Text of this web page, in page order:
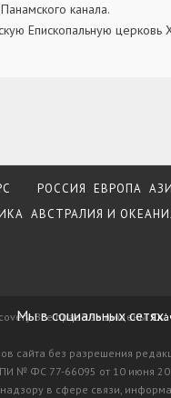
канала.
Епископальную церковь
РОССИЯ ЕВРОПА
АВСТРАЛИЯ И
Все права защищены.
сайта без разрешения
№ ФС 77-66095 от 10 июня
в сфере связи,
Мы в социальных сетях: